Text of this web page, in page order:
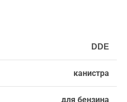
DDE
канистра
для бензина